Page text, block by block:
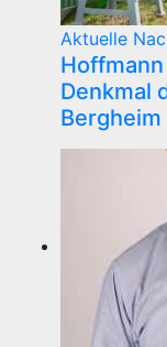
Aktuelle
Denkmal
Bergheim